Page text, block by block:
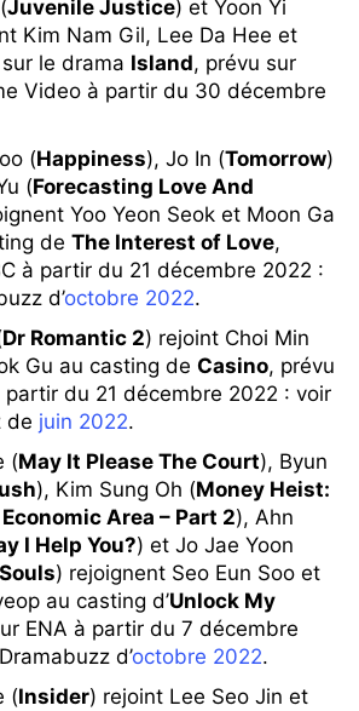
Juvenile Justice) et Yoon Yi
Kim Nam Gil, Lee Da Hee et
le drama Island, prévu sur
Video à partir du 30 décembre
(Happiness), Jo In (Tomorrow)
(Forecasting Love And
Yoo Yeon Seok et Moon Ga
de The Interest of Love,
à partir du 21 décembre 2022 :
d’octobre 2022.
Dr Romantic 2) rejoint Choi Min
Gu au casting de Casino, prévu
partir du 21 décembre 2022 : voir
de juin 2022.
(May It Please The Court), Byun
), Kim Sung Oh (Money Heist:
Area – Part 2), Ahn
I Help You?) et Jo Jae Yoon
) rejoignent Seo Eun Soo et
au casting d’Unlock My
ENA à partir du 7 décembre
d’octobre 2022.
(Insider) rejoint Lee Seo Jin et